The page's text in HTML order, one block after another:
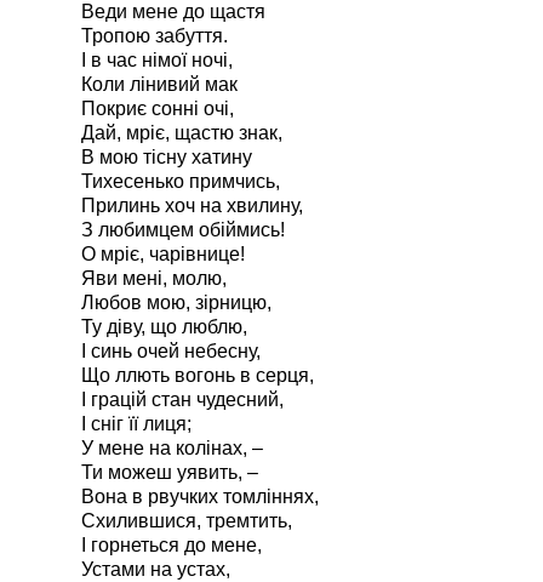
Веди мене до щастя
Тропою забуття.
І в час німої ночі,
Коли лінивий мак
Покриє сонні очі,
Дай, мріє, щастю знак,
В мою тісну хатину
Тихесенько примчись,
Прилинь хоч на хвилину,
З любимцем обіймись!
О мріє, чарівнице!
Яви мені, молю,
Любов мою, зірницю,
Ту діву, що люблю,
І синь очей небесну,
Що ллють вогонь в серця,
І грацій стан чудесний,
І сніг її лиця;
У мене на колінах, –
Ти можеш уявить, –
Вона в рвучких томліннях,
Схилившися, тремтить,
І горнеться до мене,
Устами на устах,